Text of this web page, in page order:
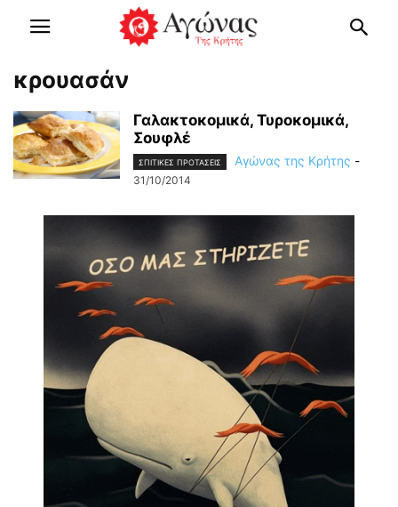
κρουασάν
Γαλακτοκομικά, Τυροκομικά,
Σουφλέ
ΣΠΙΤΙΚΕΣ ΠΡΟΤΑΣΕΙΣ Αγώνας της Κρήτης -
31/10/2014